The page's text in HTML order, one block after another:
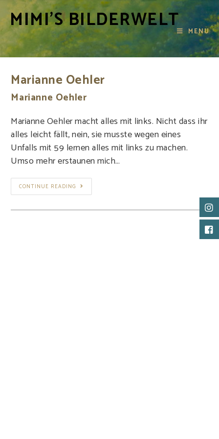
MIMI'S BILDERWELT MENU
Marianne Oehler
Marianne Oehler
Marianne Oehler macht alles mit links. Nicht dass ihr
alles leicht fällt, nein, sie musste wegen eines
Unfalls mit 59 lernen alles mit links zu machen.
Umso mehr erstaunen mich…
CONTINUE READING